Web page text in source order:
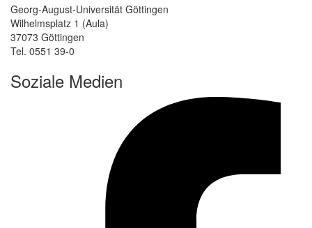
Georg-August-Universität Göttingen
Wilhelmsplatz 1 (Aula)
37073 Göttingen
Tel. 0551 39-0
Soziale Medien